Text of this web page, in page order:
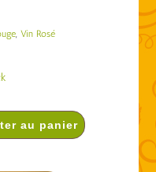
, Vin Rosé
au panier